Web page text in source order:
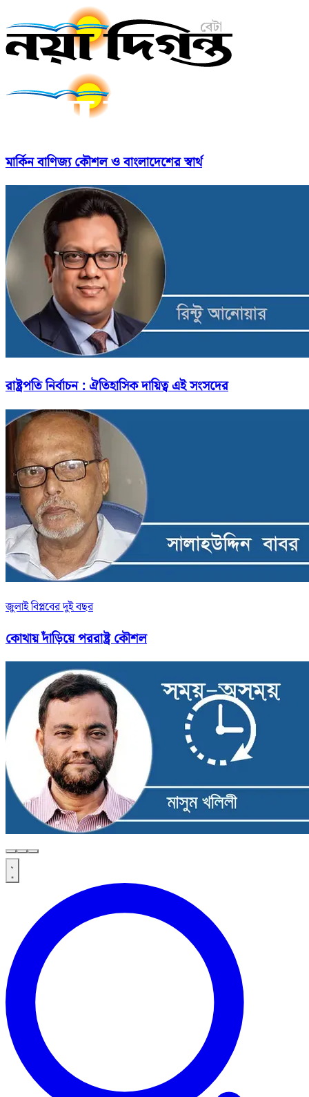
মার্কিন বাণিজ্য কৌশল ও বাংলাদেশের স্বার্থ
রাষ্ট্রপতি নির্বাচন : ঐতিহাসিক দায়িত্ব এই সংসদের
জুলাই বিপ্লবের দুই বছর
কোথায় দাঁড়িয়ে পররাষ্ট্র কৌশল